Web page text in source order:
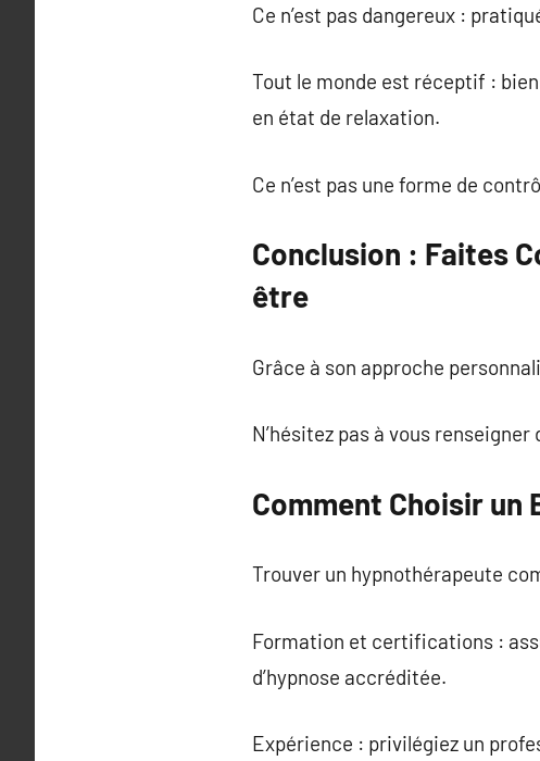
Ce n’est pas dangereux :
Tout le monde est réceptif :
en état de relaxation.
Ce n’est pas une forme de
Conclusion : Faites
être
Grâce à son approche
N’hésitez pas à vous
Comment Choisir un
Trouver un hypnothérapeute
Formation et certifications :
d’hypnose accréditée.
Expérience : privilégiez un